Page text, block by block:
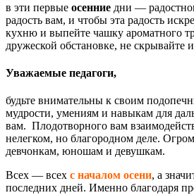
в эти первые осенние дни —
радость вам, и чтобы эта радость
кухню и выпейте чашку ароматного
дружеской обстановке, не
Уважаемые педагоги,
будьте внимательны к своим
мудрости, умениям и навыкам для
вам. Плодотворного вам
нелегком, но благородном деле.
девчонкам, юношам и девушкам.
Всех — всех с началом осени, а
последних дней. Именно благодаря